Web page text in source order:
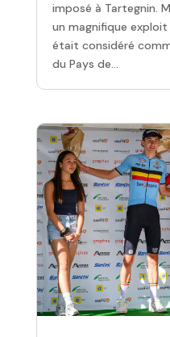
imposé à Tartegnin.
un magnifique
était considéré
du Pays de...